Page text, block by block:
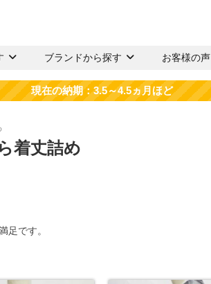
ブランドから探す お客様の声
着丈詰め
足です。